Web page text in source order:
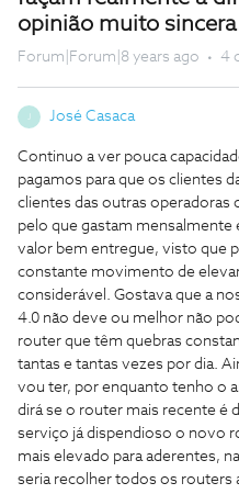
opinião muito
Forum|Forum|8 years ago 4
José Casaca
Continuo a ver pouca
pagamos para que os clientes
clientes das outras operadoras
pelo que gastam mensalmente
valor bem entregue, visto que
constante movimento de
considerável. Gostava que a
4.0 não deve ou melhor não
router que têm quebras
tantas e tantas vezes por dia.
vou ter, por enquanto tenho o
dirá se o router mais recente é
serviço já dispendioso o novo
mais elevado para aderentes,
seria recolher todos os routers